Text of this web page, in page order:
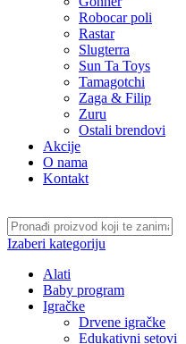
Robocar poli
Rastar
Slugterra
Sun Ta Toys
Tamagotchi
Zaga & Filip
Zuru
Ostali brendovi
Akcije
O nama
Kontakt
Izaberi kategoriju
Alati
Baby program
Igračke
Drvene igračke
Edukativni setovi